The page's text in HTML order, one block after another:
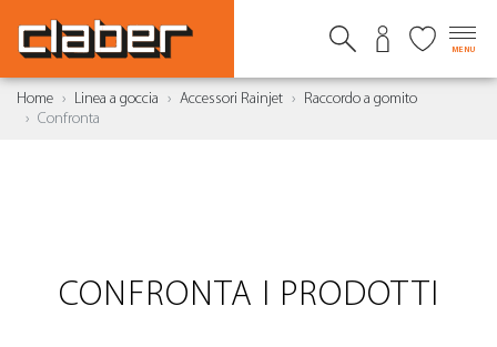
MENU
Home Linea a goccia Accessori Rainjet
Raccordo a gomito
Confronta
CONFRONTA I PRODOTTI